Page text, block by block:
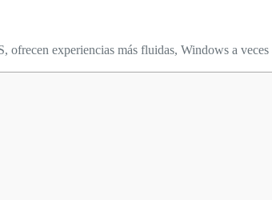
experiencias más fluidas, Windows a